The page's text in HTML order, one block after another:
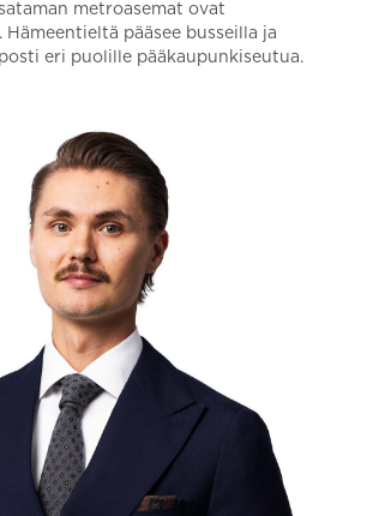
metroasemat ovat
Hämeentieltä pääsee busseilla ja
eri puolille pääkaupunkiseutua.